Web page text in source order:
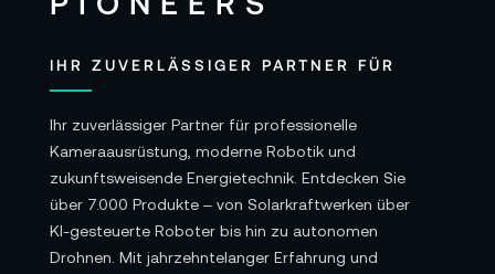
Zoomfaktor: 2,4X
Blendenlamellen: 11
Blendeneinstellung: manuell
Blendenring: stufenlos
Optischer Aufbau: 14 Elemente in 14 Gruppen
Auflagemaß PL: 52 mm / EF: 44 mm
Fokusrotationswinkel: 270°
IHR ZUVERLÄSSIGER PARTNER FÜR
Ihr zuverlässiger Partner für professionelle
Kameraausrüstung, moderne Robotik und
zukunftsweisende Energietechnik. Entdecken Sie
über 7.000 Produkte – von Solarkraftwerken über
KI-gesteuerte Roboter bis hin zu autonomen
Drohnen. Mit jahrzehntelanger Erfahrung und